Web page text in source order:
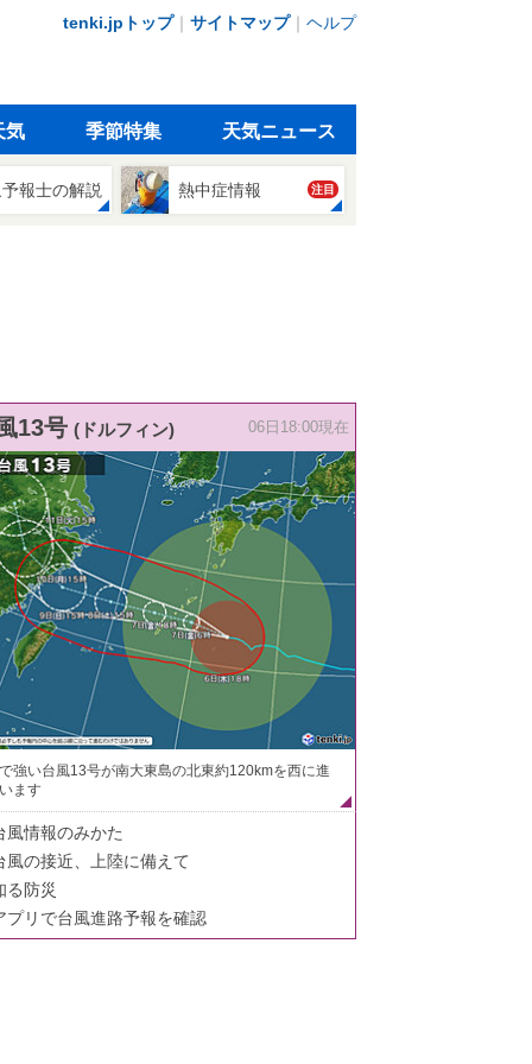
tenki.jpトップ｜ サイトマップ｜ ヘルプ
気 季節特集 天気ニュース
報士の解説 熱中症情報 注目
13号 (ドルフィン) 06日18:00現在
強い台風13号が南大東島の北東約120kmを西に進
ます
風情報のみかた
風の接近、上陸に備えて
る防災
プリで台風進路予報を確認